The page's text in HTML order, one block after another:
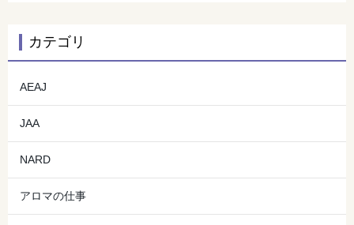
カテゴリ
AEAJ
JAA
NARD
アロマの仕事